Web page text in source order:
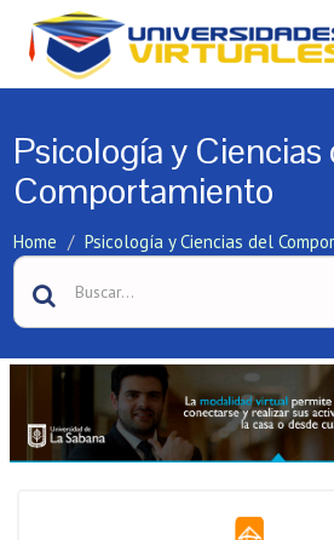
Psicología y Ciencias
Comportamiento
Home Psicología y Ciencias del